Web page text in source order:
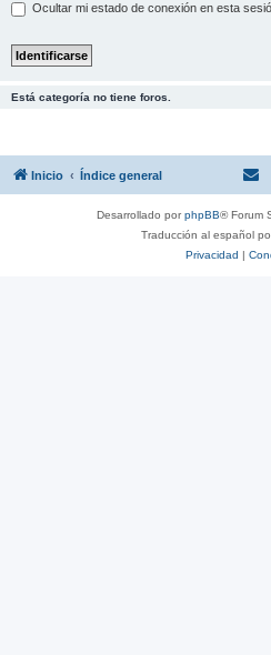
Ocultar mi estado de conexión en esta
Está categoría no tiene foros.
Inicio Índice general
Desarrollado porphpBB® Forum
Traducción al español
Privacidad |